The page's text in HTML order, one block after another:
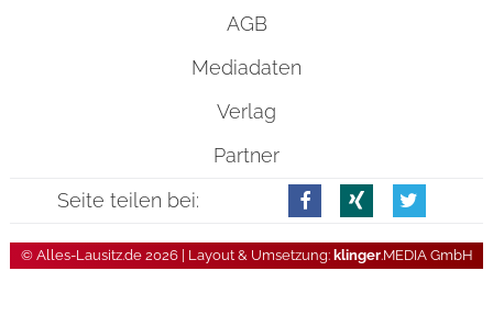
AGB
Mediadaten
Verlag
Partner
Seite teilen bei:
© Alles-Lausitz.de 2026 | Layout & Umsetzung: klinger.MEDIA GmbH